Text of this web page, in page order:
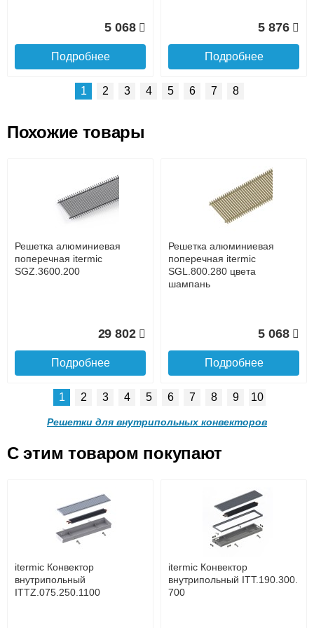
до подъезда
Подробнее о доставке
5 068
Подробнее
5 876
Подробнее
поперечная itermic
SGL.800.400 цвета
Решетка алюминиевая
поперечная itermic
SGL.900.160 цвета
шампань
Подробнее
Решетка алюминиевая
поперечная itermic
SGL.900.220 цвета
4 910
Подробнее
Решетка алюминиевая
SGL.900.280 цвета
5 702
Подробнее
1 2 3 4 5 6 7 8
Похожие товары
Решетка алюминиевая
поперечная itermic
SGZ.3600.200
29 802
Подробнее
Решетка алюминиевая
поперечная itermic
SGL.800.280 цвета
шампань
5 068
Подробнее
SGL.800.340 цвета
Подробнее
поперечная itermic
SGL.800.400 цвета
1 2 3 4 5 6 7 8 9 10
Решетки для внутрипольных конвекторов
C этим товаром покупают
itermic Конвектор
внутрипольный
ITTZ.075.250.1100
itermic Конвектор
внутрипольный ITT.190.300.
700